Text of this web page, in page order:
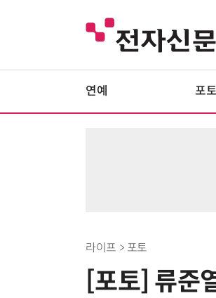
연예 포토
라이프 > 포토
[포토] 류준